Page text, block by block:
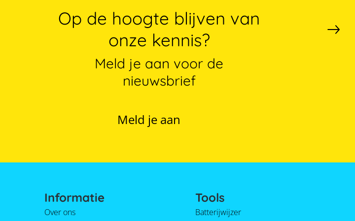
Op de hoogte blijven van
onze kennis?
Meld je aan voor de
nieuwsbrief
Meld je aan
Informatie
Over ons
Tools
Batterijwijzer